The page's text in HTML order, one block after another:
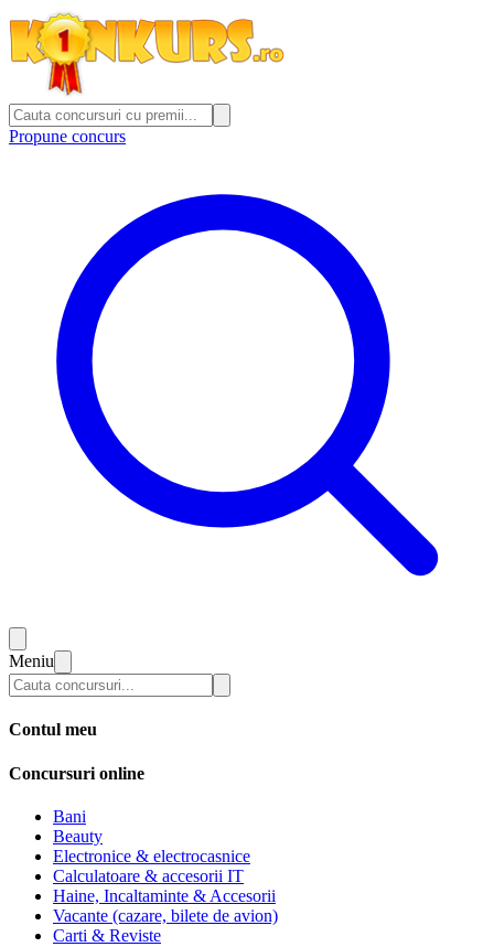
Propune concurs
Meniu
Contul meu
Concursuri online
Bani
Beauty
Electronice & electrocasnice
Calculatoare & accesorii IT
Haine, Incaltaminte & Accesorii
Vacante (cazare, bilete de avion)
Carti & Reviste